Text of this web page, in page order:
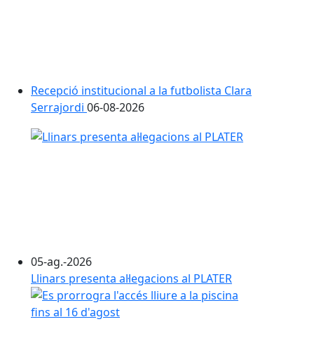
Recepció institucional a la futbolista Clara
Serrajordi 06-08-2026
05-ag.-2026
Llinars presenta al·legacions al PLATER